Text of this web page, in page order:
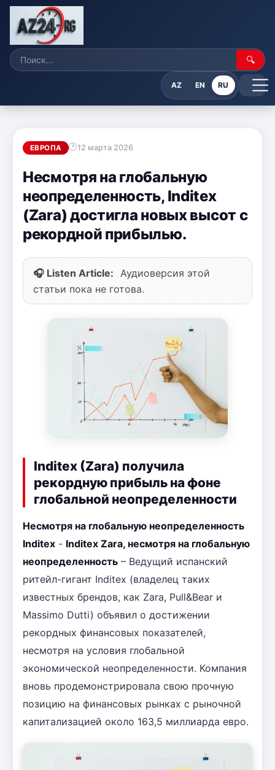
🔍
AZ EN RU
ЕВРОПА 12 марта 2026
Несмотря на глобальную
неопределенность, Inditex
(Zara) достигла новых высот с
рекордной прибылью.
🎧 Listen Article:
Аудиоверсия этой
статьи пока не готова.
Inditex (Zara) получила
рекордную прибыль на фоне
глобальной неопределенности
Несмотря на глобальную неопределенность
Inditex - Inditex Zara, несмотря на глобальную
неопределенность – Ведущий испанский
ритейл-гигант Inditex (владелец таких
известных брендов, как Zara, Pull&Bear и
Massimo Dutti) объявил о достижении
рекордных финансовых показателей,
несмотря на условия глобальной
экономической неопределенности. Компания
вновь продемонстрировала свою прочную
позицию на финансовых рынках с рыночной
капитализацией около 163,5 миллиарда евро.